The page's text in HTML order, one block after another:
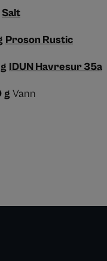
Salt
Proson Rustic
g IDUN Havresur 35a
gVann